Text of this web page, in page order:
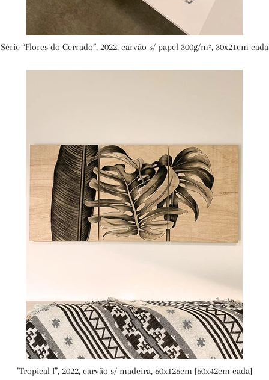
Série “Flores do Cerrado”, 2022, carvão s/ papel 300g/m², 30x21cm cada
"Tropical I”, 2022, carvão s/ madeira, 60x126cm [60x42cm cada]